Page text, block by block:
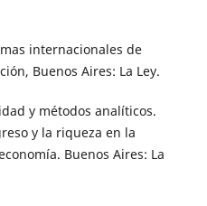
internacionales de
Buenos Aires: La Ley.
y métodos analíticos.
y la riqueza en la
Buenos Aires: La